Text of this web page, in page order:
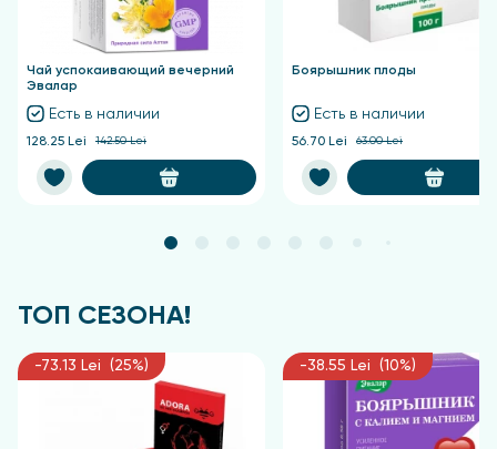
Чай успокаивающий вечерний
Эвалар
Есть в наличии
128.25 Lei 142.50 Lei
Боярышник плоды
Есть в наличии
56.70 Lei 63.00 Lei
ТОП СЕЗОНА!
-73.13 Lei (25%) -38.55 Lei (10%)